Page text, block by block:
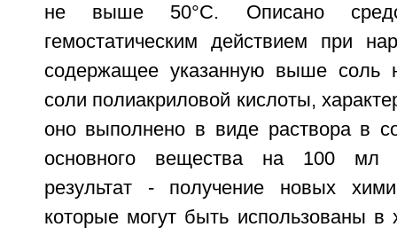
не выше 50°С. Описано
гемостатическим действием при
содержащее указанную выше соль
соли полиакриловой кислоты,
оно выполнено в виде раствора в
основного вещества на 100 мл
результат - получение новых
которые могут быть использованы